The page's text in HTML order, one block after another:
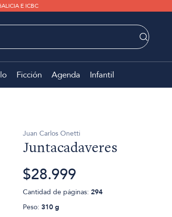
E ICBC
Ficción Agenda Infantil
Juan Carlos Onetti
Juntacadaveres
$28.999
Cantidad de páginas: 294
Peso: 310 g